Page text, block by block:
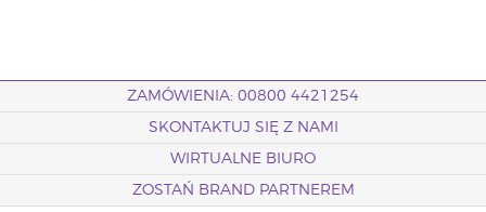
ZAMÓWIENIA: 00800 4421254
SKONTAKTUJ SIĘ Z NAMI
WIRTUALNE BIURO
ZOSTAŃ BRAND PARTNEREM